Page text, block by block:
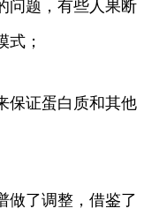
问题，有些人果断
式；
保证蛋白质和其他
做了调整，借鉴了